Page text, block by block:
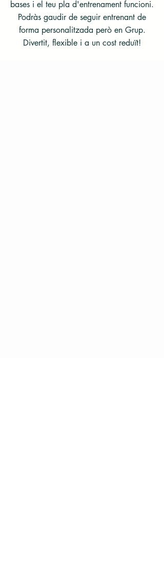
bases i el teu pla d'entrenament funcioni.
Podràs gaudir de seguir entrenant de
forma personalitzada però en Grup.
Divertit, flexible i a un cost reduït!